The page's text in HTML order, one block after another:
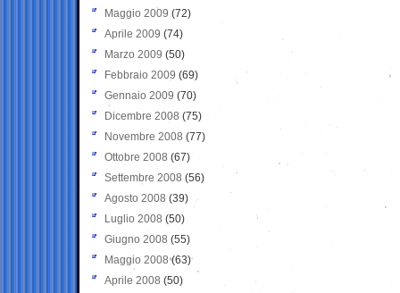
Maggio 2009 (72)
Aprile 2009 (74)
Marzo 2009 (50)
Febbraio 2009 (69)
Gennaio 2009 (70)
Dicembre 2008 (75)
Novembre 2008 (77)
Ottobre 2008 (67)
Settembre 2008 (56)
Agosto 2008 (39)
Luglio 2008 (50)
Giugno 2008 (55)
Maggio 2008(63)
Aprile 2008 (50)